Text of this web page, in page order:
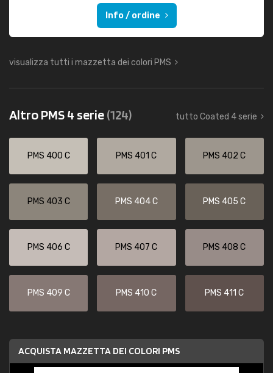
Info / ordine
visualizza tutti i mazzetta dei colori PMS
Altro PMS 4 serie(124) tutto Coated 4 serie
PMS 400 C PMS 401 C PMS 402 C
PMS 403 C PMS 404 C PMS 405 C
PMS 406 C PMS 407 C PMS 408 C
PMS 409 C PMS 410 C PMS 411 C
ACQUISTA MAZZETTA DEI COLORI PMS